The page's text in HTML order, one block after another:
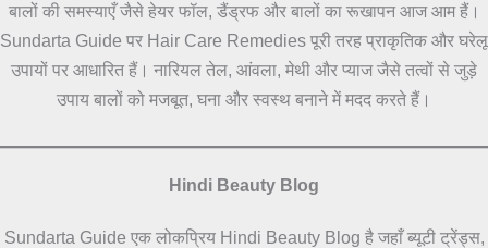
बालों की समस्याएँ जैसे हेयर फॉल, डैंड्रफ और बालों का रूखापन आज आम हैं।
Sundarta Guide पर Hair Care Remedies पूरी तरह प्राकृतिक और घरेलू
उपायों पर आधारित हैं। नारियल तेल, आंवला, मेथी और प्याज जैसे तत्वों से जुड़े
उपाय बालों को मजबूत, घना और स्वस्थ बनाने में मदद करते हैं।
Hindi Beauty Blog
Sundarta Guide एक लोकप्रिय Hindi Beauty Blog है जहाँ ब्यूटी ट्रेंड्स,